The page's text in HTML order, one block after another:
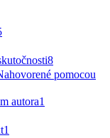
8
pomocou
autora1
1